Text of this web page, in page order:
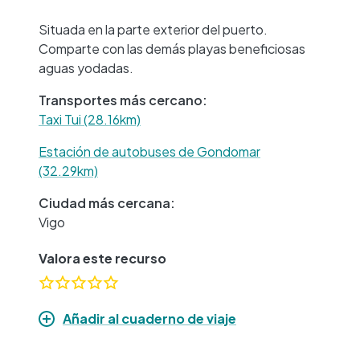
Situada en la parte exterior del puerto.
Comparte con las demás playas beneficiosas
aguas yodadas.
Transportes más cercano:
Taxi Tui (28.16km)
Estación de autobuses de Gondomar
(32.29km)
Ciudad más cercana:
Vigo
Valora este recurso
Añadir al cuaderno de viaje